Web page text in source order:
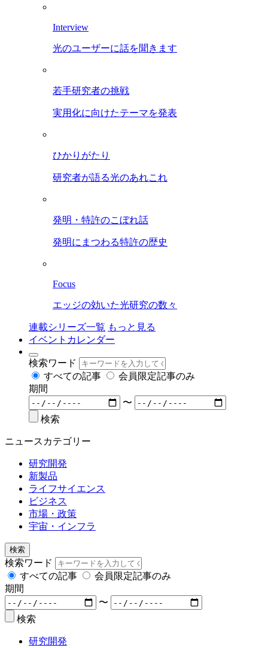
Interview
光のユーザーに話を聞きます
若手研究者の挑戦
実用化に向けたテーマを発表
ひかりがたり
研究者が語る光のあれこれ
発明・特許のこぼれ話
発明にまつわる特許の歴史
Focus
エッジの効いた光研究の数々
連載シリーズ一覧 もっと見る
イベントカレンダー
検索ワード
すべての記事
会員限定記事のみ
期間
〜
検索
ニュースカテゴリー
研究開発
新製品
ライフサイエンス
ビジネス
市場・政策
宇宙・インフラ
検索
検索ワード
すべての記事
会員限定記事のみ
期間
〜
検索
研究開発